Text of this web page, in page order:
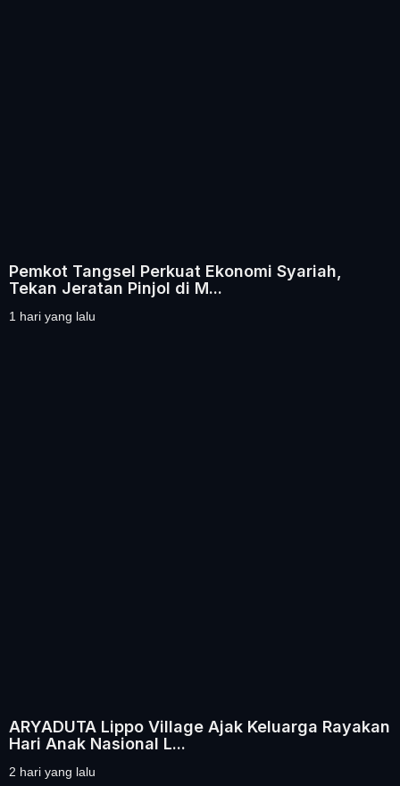
Pemkot Tangsel Perkuat Ekonomi Syariah,
Tekan Jeratan Pinjol di M...
1 hari yang lalu
ARYADUTA Lippo Village Ajak Keluarga Rayakan
Hari Anak Nasional L...
2 hari yang lalu